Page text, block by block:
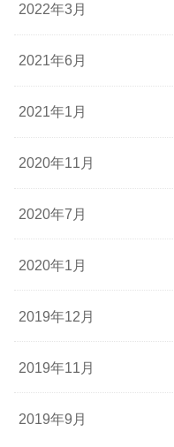
2022年3月
2021年6月
2021年1月
2020年11月
2020年7月
2020年1月
2019年12月
2019年11月
2019年9月